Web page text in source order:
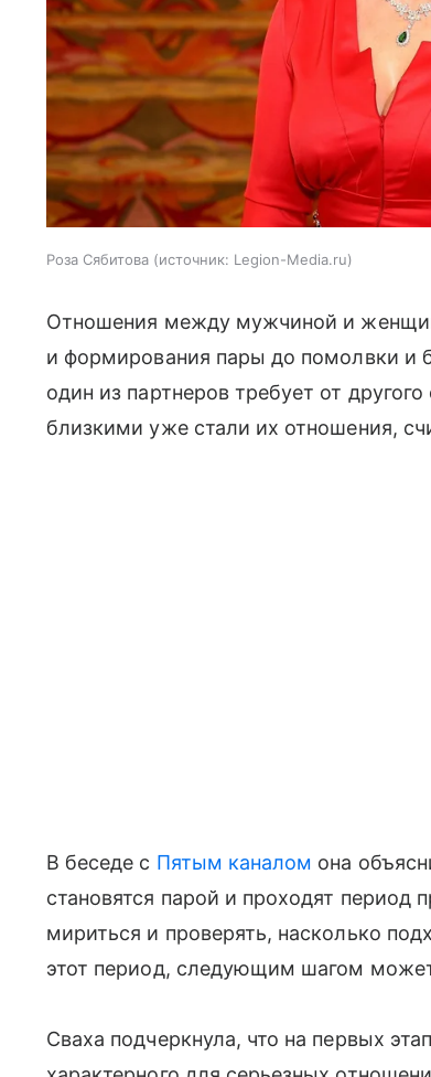
Роза Сябитова источник: Legion-Media.ru
Отношения между мужчиной и
и формирования пары до помолвки и
один из партнеров требует от
близкими уже стали их отношения,
В беседе с Пятым каналом она
становятся парой и проходят период
мириться и проверять, насколько
этот период, следующим шагом
Сваха подчеркнула, что на первых